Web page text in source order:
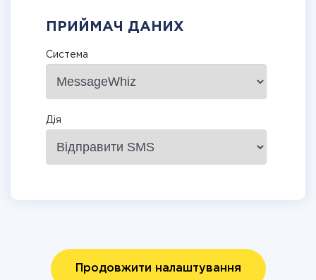
ПРИЙМАЧ ДАНИХ
Система
Дія
Продовжити налаштування